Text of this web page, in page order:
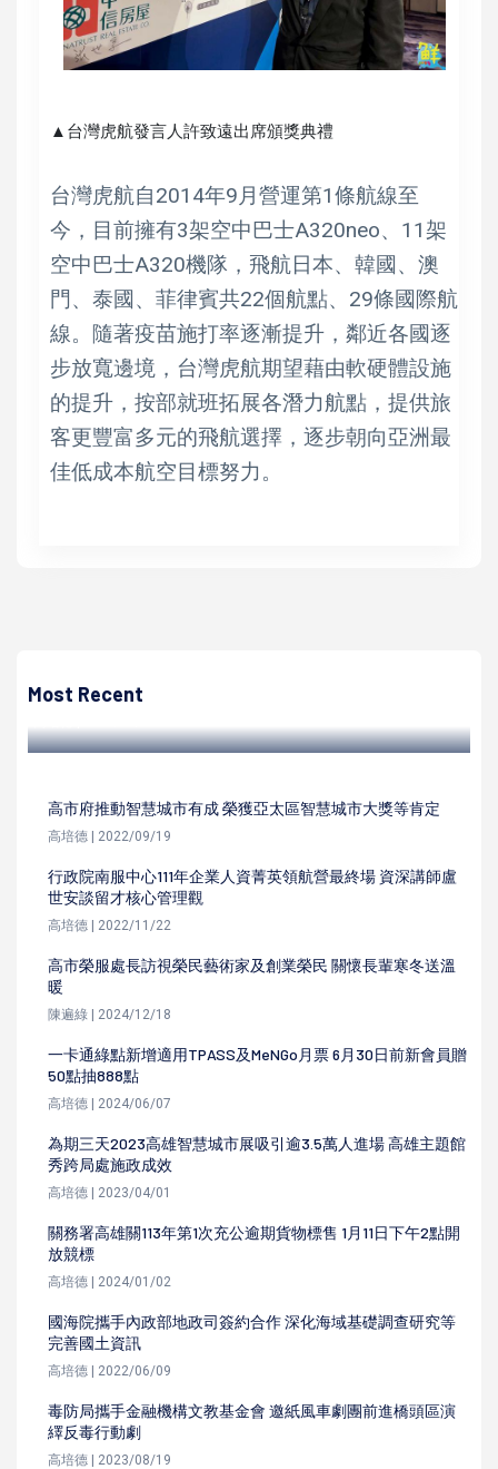
▲台灣虎航發言人許致遠出席頒獎典禮
台灣虎航自2014年9月營運第1條航線至
今，目前擁有3架空中巴士A320neo、11架
空中巴士A320機隊，飛航日本、韓國、澳
門、泰國、菲律賓共22個航點、29條國際航
線。隨著疫苗施打率逐漸提升，鄰近各國逐
步放寬邊境，台灣虎航期望藉由軟硬體設施
的提升，按部就班拓展各潛力航點，提供旅
客更豐富多元的飛航選擇，逐步朝向亞洲最
佳低成本航空目標努力。
Most Recent
前三名及優選得主出爐
高市府推動智慧城市有成 榮獲亞太區智慧城市大獎等肯定
高培德 | 2022/09/19
行政院南服中心111年企業人資菁英領航營最終場 資深講師盧
世安談留才核心管理觀
高培德 | 2022/11/22
高市榮服處長訪視榮民藝術家及創業榮民 關懷長輩寒冬送溫
暖
陳遍綠 | 2024/12/18
一卡通綠點新增適用TPASS及MeNGo月票 6月30日前新會員贈
50點抽888點
高培德 | 2024/06/07
為期三天2023高雄智慧城市展吸引逾3.5萬人進場 高雄主題館
秀跨局處施政成效
高培德 | 2023/04/01
關務署高雄關113年第1次充公逾期貨物標售 1月11日下午2點開
放競標
高培德 | 2024/01/02
國海院攜手內政部地政司簽約合作 深化海域基礎調查研究等
完善國土資訊
高培德 | 2022/06/09
毒防局攜手金融機構文教基金會 邀紙風車劇團前進橋頭區演
繹反毒行動劇
高培德 | 2023/08/19